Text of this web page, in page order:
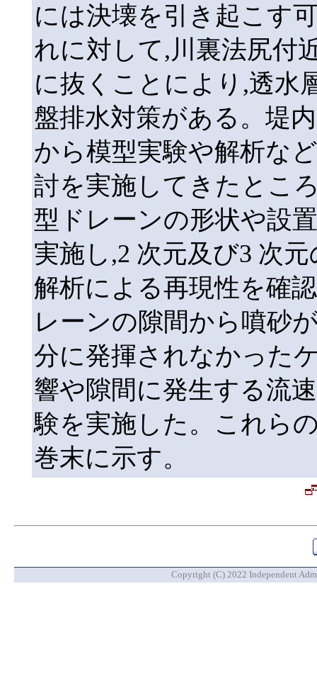
には決壊を引き起こす
れに対して,川裏法尻付
に抜くことにより,透水
盤排水対策がある。堤
から模型実験や解析な
討を実施してきたとこ
型ドレーンの形状や設
実施し,2 次元及び3 次
解析による再現性を確
レーンの隙間から噴砂
分に発揮されなかった
響や隙間に発生する流
験を実施した。これら
巻末に示す。
Copyright (C) 2022 Independent